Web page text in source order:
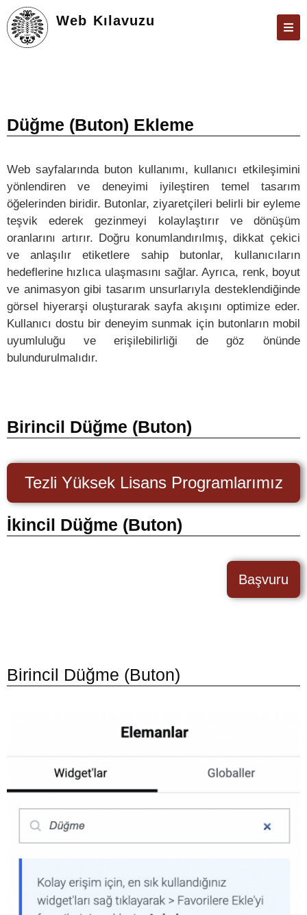
Web Kılavuzu
Düğme (Buton) Ekleme
Web sayfalarında buton kullanımı, kullanıcı etkileşimini
yönlendiren ve deneyimi iyileştiren temel tasarım
öğelerinden biridir. Butonlar, ziyaretçileri belirli bir eyleme
teşvik ederek gezinmeyi kolaylaştırır ve dönüşüm
oranlarını artırır. Doğru konumlandırılmış, dikkat çekici
ve anlaşılır etiketlere sahip butonlar, kullanıcıların
hedeflerine hızlıca ulaşmasını sağlar. Ayrıca, renk, boyut
ve animasyon gibi tasarım unsurlarıyla desteklendiğinde
görsel hiyerarşi oluşturarak sayfa akışını optimize eder.
Kullanıcı dostu bir deneyim sunmak için butonların mobil
uyumluluğu ve erişilebilirliği de göz önünde
bulundurulmalıdır.
Birincil Düğme (Buton)
Tezli Yüksek Lisans Programlarımız
İkincil Düğme (Buton)
Başvuru
Birincil Düğme (Buton)